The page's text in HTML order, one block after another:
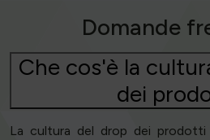
Domande
Che cos'è la
dei
La cultura del drop dei prodotti